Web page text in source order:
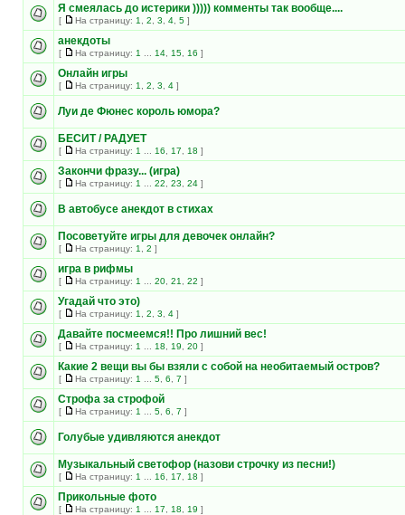
Я смеялась до истерики ))))) комменты так вообще....
[ На страницу: 1 2 3 4 5 ]
анекдоты
[ На страницу: 1 14 15 16 ]
Онлайн игры
[ На страницу: 1 2 3 4 ]
Луи де Фюнес король юмора?
БЕСИТ / РАДУЕТ
[ На страницу: 1 16 17 18 ]
Закончи фразу... (игра)
[ На страницу: 1 22 23 24 ]
В автобусе анекдот в стихах
Посоветуйте игры для девочек онлайн?
[ На страницу: 1 2 ]
игра в рифмы
[ На страницу: 1 20 21 22 ]
Угадай что это)
[ На страницу: 1 2 3 4 ]
Давайте посмеемся!! Про лишний вес!
[ На страницу: 1 18 19 20 ]
Какие 2 вещи вы бы взяли с собой на необитаемый остров?
[ На страницу: 1 5 6 7 ]
Строфа за строфой
[ На страницу: 1 5 6 7 ]
Голубые удивляются анекдот
Музыкальный светофор (назови строчку из песни!)
[ На страницу: 1 16 17 18 ]
Прикольные фото
[ На страницу: 1 17 18 19 ]